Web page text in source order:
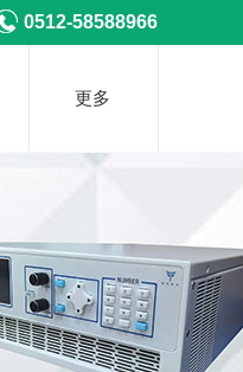
0512-58588966
更多